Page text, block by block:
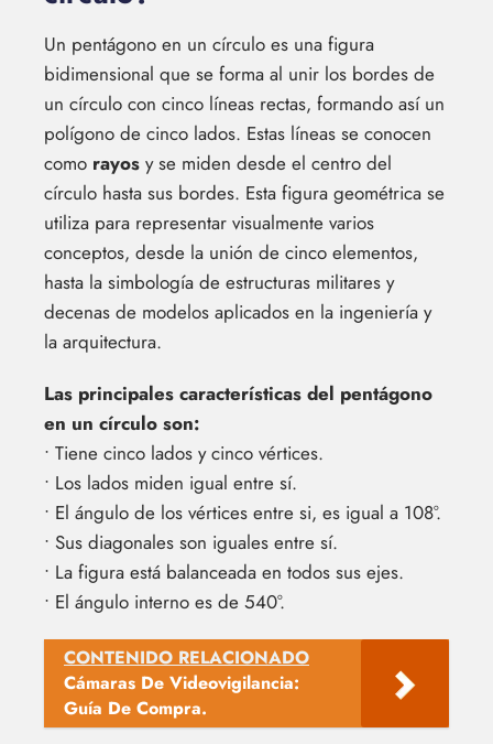
Un pentágono en un círculo es una figura
bidimensional que se forma al unir los bordes de
un círculo con cinco líneas rectas, formando así un
polígono de cinco lados. Estas líneas se conocen
como rayos y se miden desde el centro del
círculo hasta sus bordes. Esta figura geométrica se
utiliza para representar visualmente varios
conceptos, desde la unión de cinco elementos,
hasta la simbología de estructuras militares y
decenas de modelos aplicados en la ingeniería y
la arquitectura.
Las principales características del pentágono
en un círculo son:
• Tiene cinco lados y cinco vértices.
• Los lados miden igual entre sí.
• El ángulo de los vértices entre si, es igual a 108°.
• Sus diagonales son iguales entre sí.
• La figura está balanceada en todos sus ejes.
• El ángulo interno es de 540°.
CONTENIDO RELACIONADO
Cámaras De Videovigilancia:
Guía De Compra.